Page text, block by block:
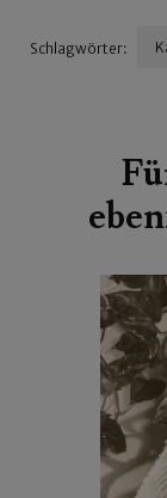
Schlagwörter: